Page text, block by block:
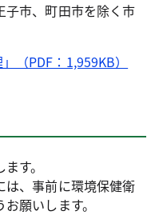
市、町田市を除く市
（PDF：1,959KB）
す。
は、事前に環境保健衛
願いします。